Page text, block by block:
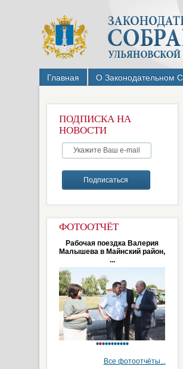
Главная О Законодательном
ПОДПИСКА НА
НОВОСТИ
ФОТООТЧЁТ
Рабочая поездка Валерия
Малышева в Майнский район,
...
Все фотоотчёты...